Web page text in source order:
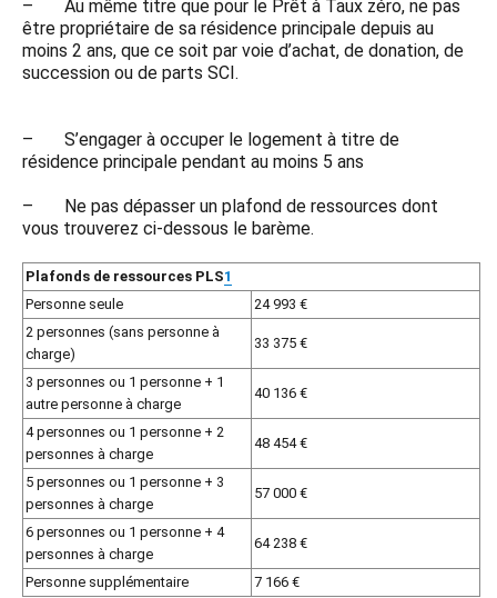
– Au même titre que pour le Prêt à Taux zéro, ne pas
être propriétaire de sa résidence principale depuis au
moins 2 ans, que ce soit par voie d’achat, de donation, de
succession ou de parts SCI.
– S’engager à occuper le logement à titre de
résidence principale pendant au moins 5 ans
– Ne pas dépasser un plafond de ressources dont
vous trouverez ci-dessous le barème.
Plafonds de ressources PLS1
Personne seule
24 993 €
2 personnes (sans personne à
charge)
33 375 €
3 personnes ou 1 personne + 1
autre personne à charge
40 136 €
4 personnes ou 1 personne + 2
personnes à charge
48 454 €
5 personnes ou 1 personne + 3
personnes à charge
57 000 €
6 personnes ou 1 personne + 4
personnes à charge
64 238 €
Personne supplémentaire 7 166 €